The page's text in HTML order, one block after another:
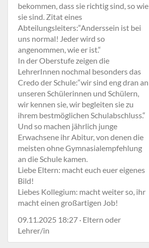
bekommen, dass sie richtig sind, so wie
sie sind. Zitat eines
Abteilungsleiters:“Anderssein ist bei
uns normal! Jeder wird so
angenommen, wie er ist.“
In der Oberstufe zeigen die
LehrerInnen nochmal besonders das
Credo der Schule:“wir sind eng dran an
unseren Schülerinnen und Schülern,
wir kennen sie, wir begleiten sie zu
ihrem bestmöglichen Schulabschluss.“
Und so machen jährlich junge
Erwachsene ihr Abitur, von denen die
meisten ohne Gymnasialempfehlung
an die Schule kamen.
Liebe Eltern: macht euch euer eigenes
Bild!
Liebes Kollegium: macht weiter so, ihr
macht einen großartigen Job!
09.11.2025 18:27 · Eltern oder
Lehrer/in